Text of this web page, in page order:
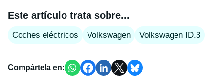
Este artículo trata sobre...
Coches eléctricos Volkswagen Volkswagen ID.3
Compártela en: